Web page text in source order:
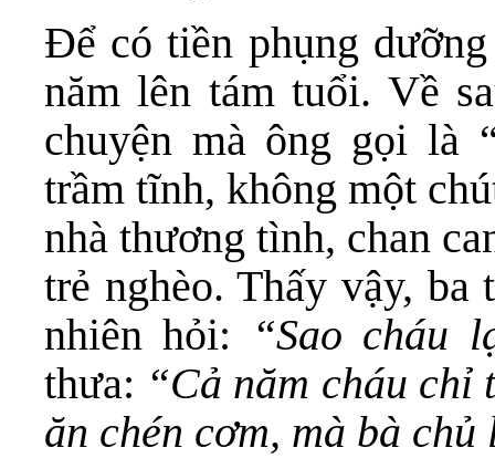
Để có tiền phụng
năm lên tám tuổi. Về
chuyện mà ông gọi là
trầm tĩnh, không một
nhà thương tình, chan
trẻ nghèo. Thấy vậy, ba
nhiên hỏi: “Sao cháu
thưa: “Cả năm cháu chỉ
ăn chén cơm, mà bà